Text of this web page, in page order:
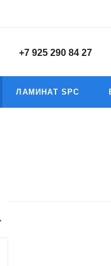
+7 925 290 84 27
ЛАМИНАТ SPC